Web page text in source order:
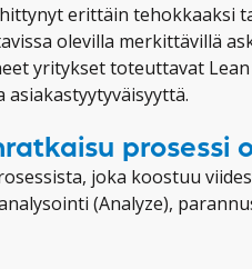
erittäin tehokkaaksi
olevilla merkittävillä
yritykset toteuttavat Lean
prosessi
joka koostuu
(Analyze),